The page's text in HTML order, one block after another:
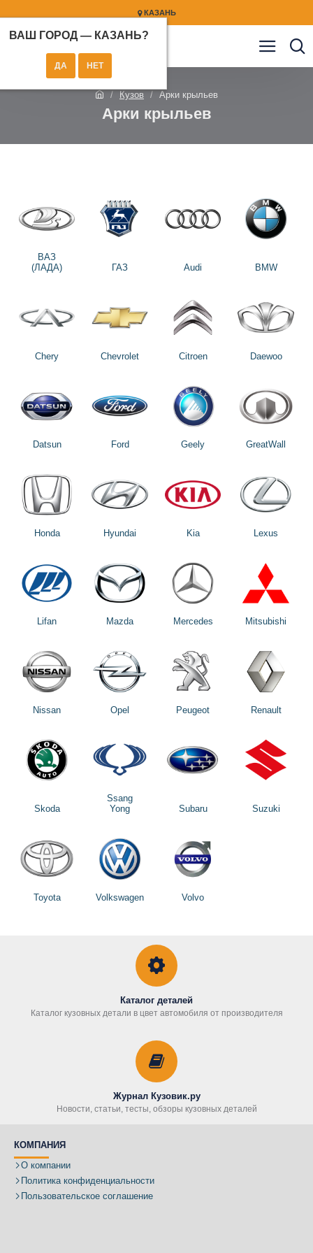
КАЗАНЬ
ВАШ ГОРОД — КАЗАНЬ?
Кузов Арки крыльев
Арки крыльев
ВАЗ
(ЛАДА)
ГАЗ Audi BMW
Chery Chevrolet Citroen Daewoo
Datsun Ford Geely GreatWall
Honda Hyundai Kia Lexus
Lifan Mazda Mercedes Mitsubishi
Nissan Opel Peugeot Renault
Skoda
Ssang
Yong
Subaru Suzuki
Toyota Volkswagen Volvo
Каталог деталей
Каталог кузовных детали в цвет автомобиля от производителя
Журнал Кузовик.ру
Новости, статьи, тесты, обзоры кузовных деталей
КОМПАНИЯ
О компании
Политика конфиденциальности
Пользовательское соглашение